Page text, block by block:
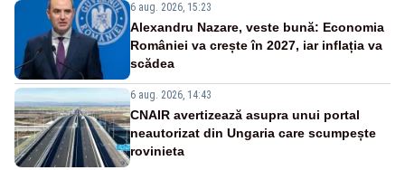
6 aug. 2026, 15:23
Alexandru Nazare, veste bună: Economia
României va crește în 2027, iar inflația va
scădea
6 aug. 2026, 14:43
CNAIR avertizează asupra unui portal
neautorizat din Ungaria care scumpește
rovinieta